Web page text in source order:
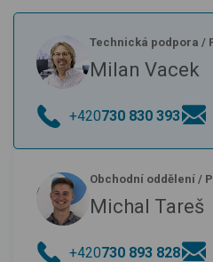
Technická podpora /
Milan Vacek
+420730 830 393
Obchodní oddělení /
Michal Tareš
+420730 893 828